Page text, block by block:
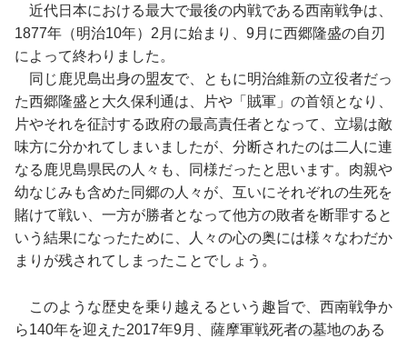
近代日本における最大で最後の内戦である西南戦争は、
1877年（明治10年）2月に始まり、9月に西郷隆盛の自刃
によって終わりました。
同じ鹿児島出身の盟友で、ともに明治維新の立役者だっ
た西郷隆盛と大久保利通は、片や「賊軍」の首領となり、
片やそれを征討する政府の最高責任者となって、立場は敵
味方に分かれてしまいましたが、分断されたのは二人に連
なる鹿児島県民の人々も、同様だったと思います。肉親や
幼なじみも含めた同郷の人々が、互いにそれぞれの生死を
賭けて戦い、一方が勝者となって他方の敗者を断罪すると
いう結果になったために、人々の心の奥には様々なわだか
まりが残されてしまったことでしょう。
このような歴史を乗り越えるという趣旨で、西南戦争か
ら140年を迎えた2017年9月、薩摩軍戦死者の墓地のある